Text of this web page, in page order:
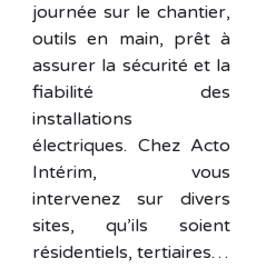
journée sur le chantier,
outils en main, prêt à
assurer la sécurité et la
fiabilité des
installations
électriques. Chez Acto
Intérim, vous
intervenez sur divers
sites, qu’ils soient
résidentiels, tertiaires…